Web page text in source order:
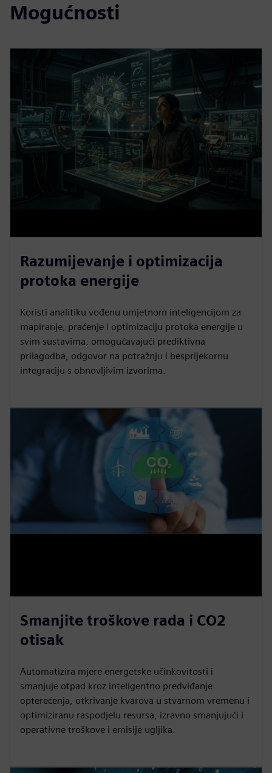
Mogućnosti
Razumijevanje i optimizacija
protoka energije
Koristi analitiku vođenu umjetnom inteligencijom za
mapiranje, praćenje i optimizaciju protoka energije u
svim sustavima, omogućavajući prediktivna
prilagodba, odgovor na potražnju i besprijekornu
integraciju s obnovljivim izvorima.
Smanjite troškove rada i CO2
otisak
Automatizira mjere energetske učinkovitosti i
smanjuje otpad kroz inteligentno predviđanje
opterećenja, otkrivanje kvarova u stvarnom vremenu i
optimiziranu raspodjelu resursa, izravno smanjujući i
operativne troškove i emisije ugljika.